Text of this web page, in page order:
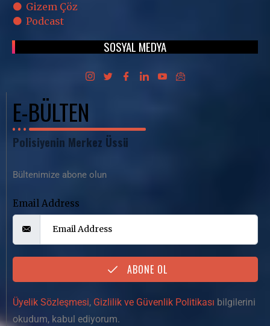
Gizem Çöz
Podcast
SOSYAL MEDYA
E-BÜLTEN
Polisiyenin Merkez Üssü
Bültenimize abone olun
Email Address
ABONE OL
Üyelik Sözleşmesi, Gizlilik ve Güvenlik Politikası bilgilerini
okudum, kabul ediyorum.